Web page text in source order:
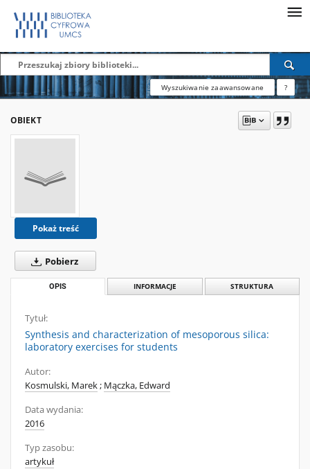
Wyszukiwanie zaawansowane ?
OBIEKT
Pokaż treść
Pobierz
OPIS INFORMACJE STRUKTURA
Tytuł:
Synthesis and characterization of mesoporous silica:
laboratory exercises for students
Autor:
Kosmulski, Marek; Mączka, Edward
Data wydania:
2016
Typ zasobu:
artykuł